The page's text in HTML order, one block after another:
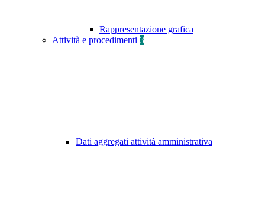
Rappresentazione grafica
Attività e procedimenti 3
Dati aggregati attività amministrativa